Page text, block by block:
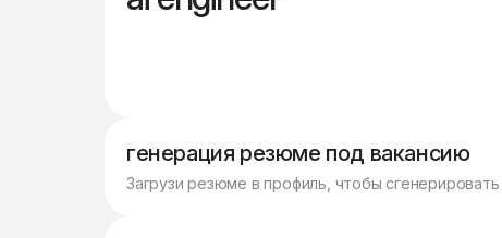
генерация резюме под вакансию
Загрузи резюме в профиль, чтобы